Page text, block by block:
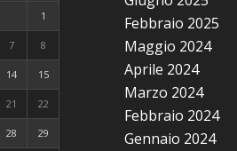
1
7 8
14 15
21 22
28 29
Febbraio 2025
Maggio 2024
Aprile 2024
Marzo 2024
Febbraio 2024
Gennaio 2024